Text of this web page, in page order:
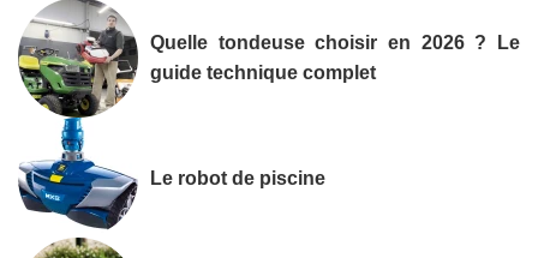
Quelle tondeuse choisir en 2026 ? Le
guide technique complet
Le robot de piscine